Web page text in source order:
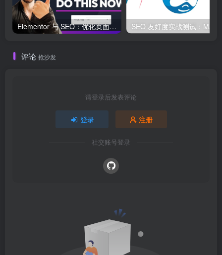
Elementor 与 SEO：优化页面结构和加载速度的最佳实践
评论 抢沙发
请登录后发表评论
登录 注册
社交账号登录